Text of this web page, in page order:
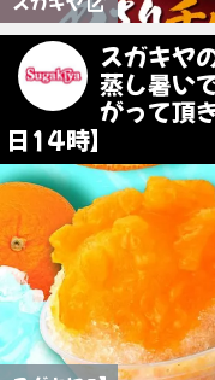
スガキヤ
蒸し暑い
がって頂
日14時】